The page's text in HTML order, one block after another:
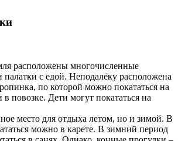
расположены многочисленные
с едой. Неподалёку расположена
по которой можно покататься на
повозке. Дети могут покататься на
место для отдыха летом, но и зимой. В
можно в карете. В зимний период